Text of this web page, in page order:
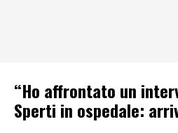
“Ho affrontato un
Sperti in ospedale: